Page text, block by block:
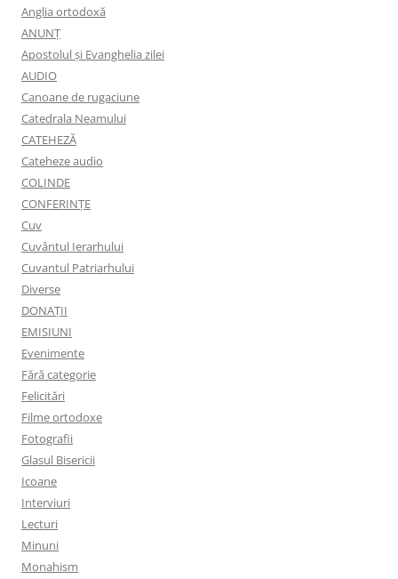
Anglia ortodoxă
ANUNŢ
Apostolul şi Evanghelia zilei
AUDIO
Canoane de rugaciune
Catedrala Neamului
CATEHEZĂ
Cateheze audio
COLINDE
CONFERINȚE
Cuv
Cuvântul Ierarhului
Cuvantul Patriarhului
Diverse
DONAȚII
EMISIUNI
Evenimente
Fără categorie
Felicitări
Filme ortodoxe
Fotografii
Glasul Bisericii
Icoane
Interviuri
Lecturi
Minuni
Monahism